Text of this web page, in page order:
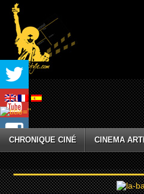
CHRONIQUE CINÉ CINEMA